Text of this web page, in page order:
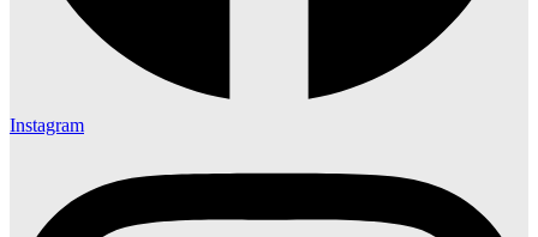
Instagram